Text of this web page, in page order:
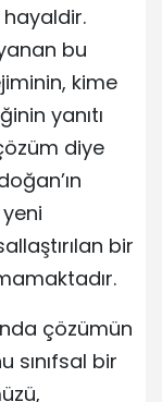
bu
kime
yanıtı
diye
bir
çözümün
sınıfsal bir